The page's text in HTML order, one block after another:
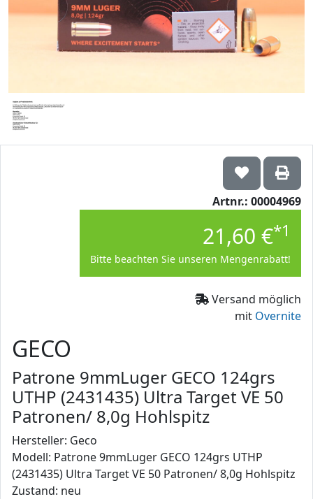
Artnr.: 00004969
21,60 €*1
Bitte beachten Sie unseren Mengenrabatt!
Versand möglich
mit Overnite
GECO
Patrone 9mmLuger GECO 124grs
UTHP (2431435) Ultra Target VE 50
Patronen/ 8,0g Hohlspitz
Hersteller: Geco
Modell: Patrone 9mmLuger GECO 124grs UTHP
(2431435) Ultra Target VE 50 Patronen/ 8,0g Hohlspitz
Zustand: neu